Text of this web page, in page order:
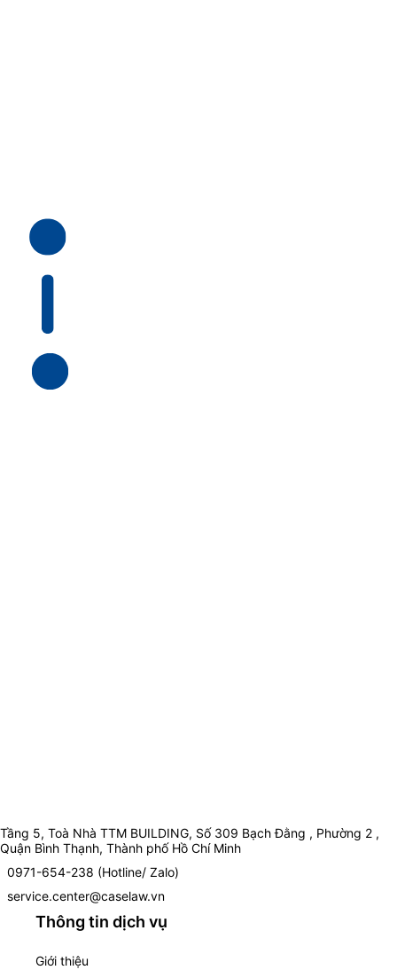
Tầng 5, Toà Nhà TTM BUILDING, Số 309 Bạch Đằng , Phường 2 ,
Quận Bình Thạnh, Thành phố Hồ Chí Minh
0971-654-238 (Hotline/ Zalo)
service.center@caselaw.vn
Thông tin dịch vụ
Giới thiệu